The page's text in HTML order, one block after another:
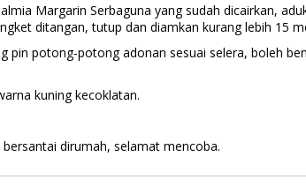
Margarin Serbaguna yang sudah dicairkan,
ditangan, tutup dan diamkan kurang lebih 15
pin potong-potong adonan sesuai selera, boleh
kuning kecoklatan.
dirumah, selamat mencoba.